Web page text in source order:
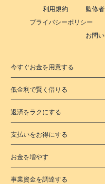
利用規約
監修
プライバシーポリシー
お問
今すぐお金を用意する
低金利で賢く借りる
返済をラクにする
支払いをお得にする
お金を増やす
事業資金を調達する